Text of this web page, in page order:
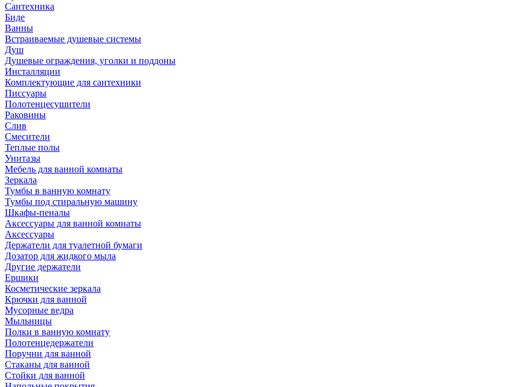
Сантехника
Биде
Ванны
Встраиваемые душевые системы
Душ
Душевые ограждения, уголки и поддоны
Инсталляции
Комплектующие для сантехники
Писсуары
Полотенцесушители
Раковины
Слив
Смесители
Теплые полы
Унитазы
Мебель для ванной комнаты
Зеркала
Тумбы в ванную комнату
Тумбы под стиральную машину
Шкафы-пеналы
Аксессуары для ванной комнаты
Аксессуары
Держатели для туалетной бумаги
Дозатор для жидкого мыла
Другие держатели
Ершики
Косметические зеркала
Крючки для ванной
Мусорные ведра
Мыльницы
Полки в ванную комнату
Полотенцедержатели
Поручни для ванной
Стаканы для ванной
Стойки для ванной